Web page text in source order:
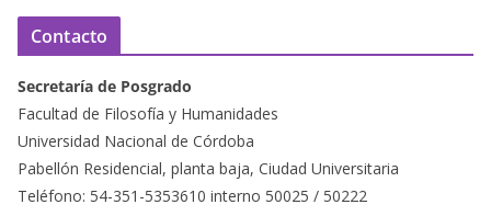
Contacto
Secretaría de Posgrado
Facultad de Filosofía y Humanidades
Universidad Nacional de Córdoba
Pabellón Residencial, planta baja, Ciudad Universitaria
Teléfono: 54-351-5353610 interno 50025 / 50222